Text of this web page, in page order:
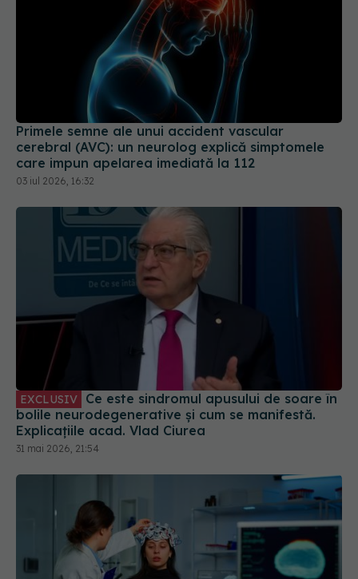
Primele semne ale unui accident vascular
cerebral (AVC): un neurolog explică simptomele
care impun apelarea imediată la 112
EXCLUSIV
bolile neurodegenerative și cum se manifestă.
Explicațiile acad. Vlad Ciurea
31 mai 2026, 21:54